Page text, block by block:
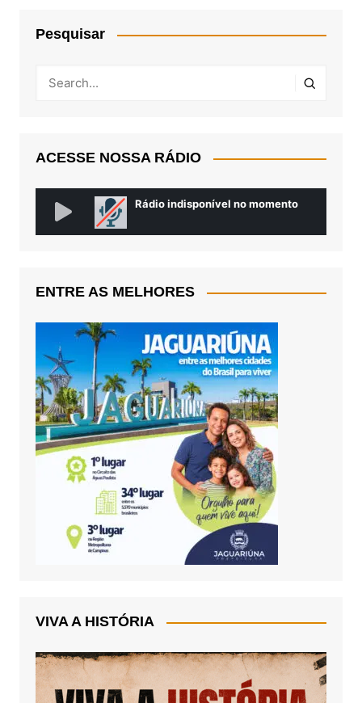
Pesquisar
ACESSE NOSSA RÁDIO
ENTRE AS MELHORES
VIVA A HISTÓRIA